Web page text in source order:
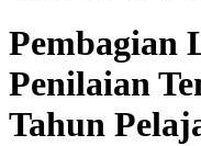
Pembagian
Penilaian
Tahun